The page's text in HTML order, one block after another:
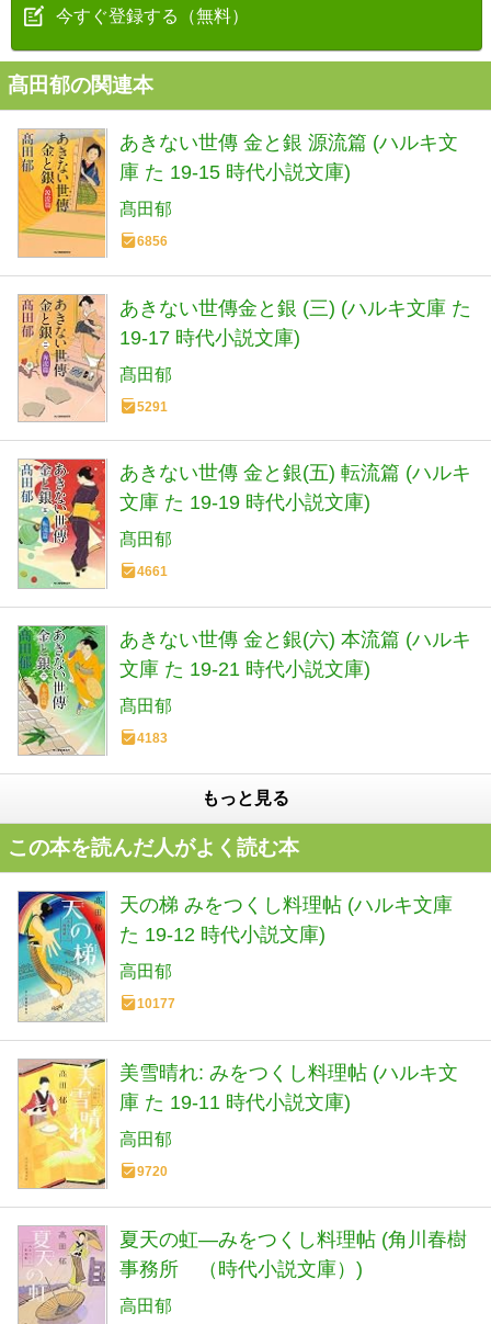
今すぐ登録する（無料）
髙田郁の関連本
あきない世傳 金と銀 源流篇 (ハルキ文
庫 た 19-15 時代小説文庫)
髙田郁
6856
あきない世傳金と銀 (三) (ハルキ文庫 た
19-17 時代小説文庫)
髙田郁
5291
あきない世傳 金と銀(五) 転流篇 (ハルキ
文庫 た 19-19 時代小説文庫)
髙田郁
4661
あきない世傳 金と銀(六) 本流篇 (ハルキ
文庫 た 19-21 時代小説文庫)
髙田郁
4183
もっと見る
この本を読んだ人がよく読む本
天の梯 みをつくし料理帖 (ハルキ文庫
た 19-12 時代小説文庫)
高田郁
10177
美雪晴れ: みをつくし料理帖 (ハルキ文
庫 た 19-11 時代小説文庫)
高田郁
9720
夏天の虹―みをつくし料理帖 (角川春樹
事務所 （時代小説文庫）)
高田郁